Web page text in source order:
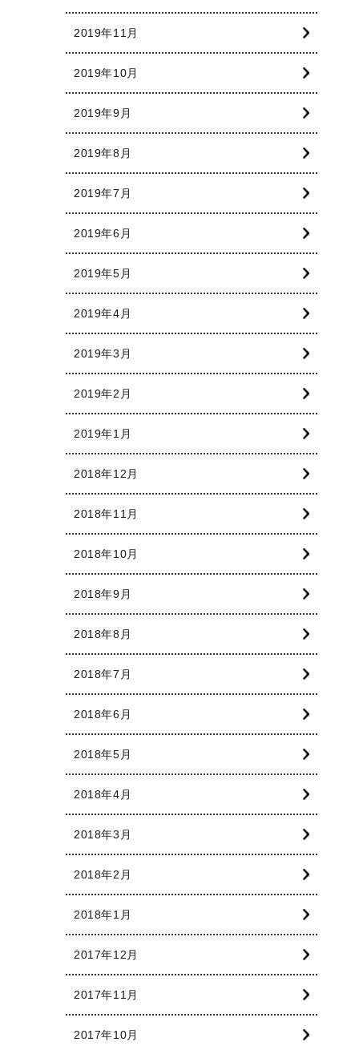
2019年11月
2019年10月
2019年9月
2019年8月
2019年7月
2019年6月
2019年5月
2019年4月
2019年3月
2019年2月
2019年1月
2018年12月
2018年11月
2018年10月
2018年9月
2018年8月
2018年7月
2018年6月
2018年5月
2018年4月
2018年3月
2018年2月
2018年1月
2017年12月
2017年11月
2017年10月